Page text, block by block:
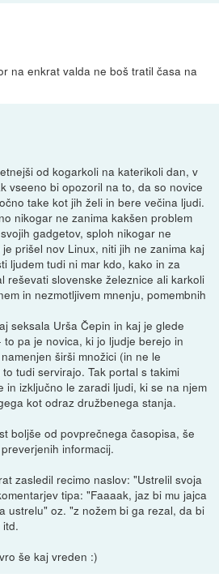
na enkrat valda ne boš tratil časa na
od kogarkoli na katerikoli dan, v
vseeno bi opozoril na to, da so novice
take kot jih želi in bere večina ljudi.
nikogar ne zanima kakšen problem
gadgetov, sploh nikogar ne
prišel nov Linux, niti jih ne zanima kaj
ljudem tudi ni mar kdo, kako in za
reševati slovenske železnice ali karkoli
in nezmotljivem mnenju, pomembnih
seksala Urša Čepin in kaj je glede
pa je novica, ki jo ljudje berejo in
širši množici (in ne le
tudi servirajo. Tak portal s takimi
in izključno le zaradi ljudi, ki se na njem
kot odraz družbenega stanja.
boljše od povprečnega časopisa, še
informacij.
zasledil recimo naslov: "Ustrelil svoja
tipa: "Faaaak, jaz bi mu jajca
ustrelu" oz. "z nožem bi ga rezal, da bi
še kaj vreden :)